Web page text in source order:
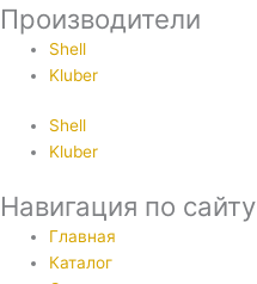
Производители
Shell
Kluber
Shell
Kluber
Навигация по сайту
Главная
Каталог